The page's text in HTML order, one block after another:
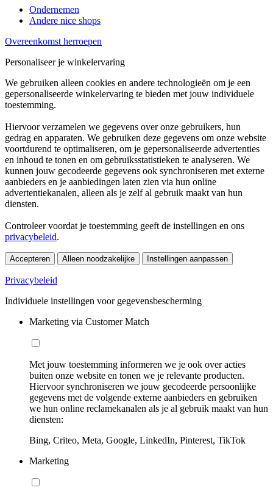
Ondernemen
Andere nice shops
Overeenkomst herroepen
Personaliseer je winkelervaring
We gebruiken alleen cookies en andere technologieën om je een
gepersonaliseerde winkelervaring te bieden met jouw individuele
toestemming.
Hiervoor verzamelen we gegevens over onze gebruikers, hun
gedrag en apparaten. We gebruiken deze gegevens om onze website
voortdurend te optimaliseren, om je gepersonaliseerde advertenties
en inhoud te tonen en om gebruiksstatistieken te analyseren. We
kunnen jouw gecodeerde gegevens ook synchroniseren met externe
aanbieders en je aanbiedingen laten zien via hun online
advertentiekanalen, alleen als je zelf al gebruik maakt van hun
diensten.
Controleer voordat je toestemming geeft de instellingen en ons
privacybeleid.
Accepteren Alleen noodzakelijke Instellingen aanpassen
Privacybeleid
Individuele instellingen voor gegevensbescherming
Marketing via Customer Match
Met jouw toestemming informeren we je ook over acties
buiten onze website en tonen we je relevante producten.
Hiervoor synchroniseren we jouw gecodeerde persoonlijke
gegevens met de volgende externe aanbieders en gebruiken
we hun online reclamekanalen als je al gebruik maakt van hun
diensten:
Bing, Criteo, Meta, Google, LinkedIn, Pinterest, TikTok
Marketing